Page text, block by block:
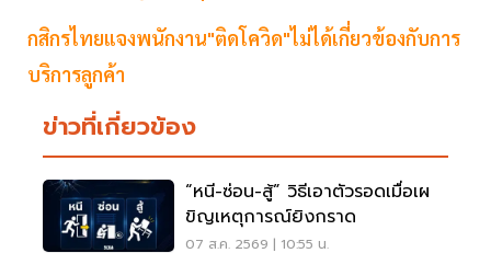
กสิกรไทยแจงพนักงาน"ติดโควิด"ไม่ได้เกี่ยวข้องกับการ
บริการลูกค้า
ข่าวที่เกี่ยวข้อง
“หนี-ซ่อน-สู้” วิธีเอาตัวรอดเมื่อเผ
ขิญเหตุการณ์ยิงกราด
07 ส.ค. 2569 | 10:55 น.